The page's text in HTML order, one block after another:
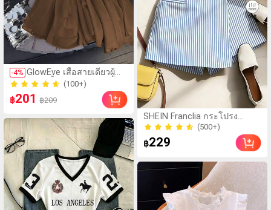
-4% GlowEve เสื้อสายเดี่ยวผู้
หญิงสีพื้นผ้าชีฟองโปร่งใส
จับย่น คอวี ทรงหลวม พอง
รวบด้านหลัง มีซับใน สไตล์
วินเทจฝรั่งเศสที่หรูหรา
เหมาะสำหรับออฟฟิศ การ
เดินทาง ลำลอง วันหยุด จิบ
น้ำชายามบ่าย สตรีทแวร์ มิ
นิมอล อเนกประสงค์ สไตล์
Old Money ออสเตรเลียน
โฮมเลเชอร์ ปาร์ตี้ เดท
สินค้าใหม่ฤดูใบไม้ผลิ/ฤดู
ร้อน
(100+)
200+ ขายแล้ว
(100+)
200+ ขายแล้ว
฿201 ฿209
SHEIN Franclia กระโปรง
กางเกงลายทางชายไม่สมมาตร
สำหรับผู้หญิง, ฤดูร้อน
300+ ขายแล้ว
(500+)
300+ ขายแล้ว
฿229